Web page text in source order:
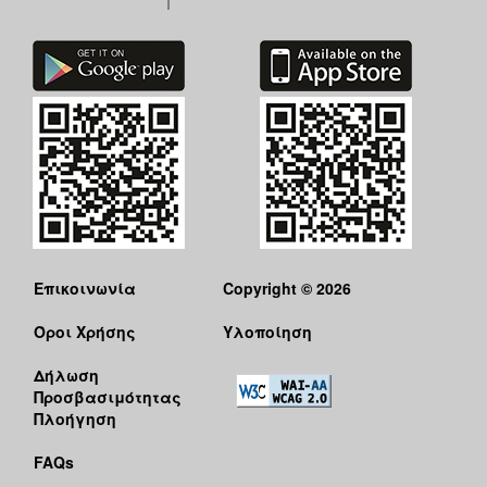
Επικοινωνία
Όροι Χρήσης
Δήλωση
Προσβασιμότητας
Πλοήγηση
FAQs
Copyright © 2026
Υλοποίηση